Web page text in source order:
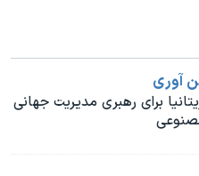
آوری
برای رهبری مدیریت جهانی